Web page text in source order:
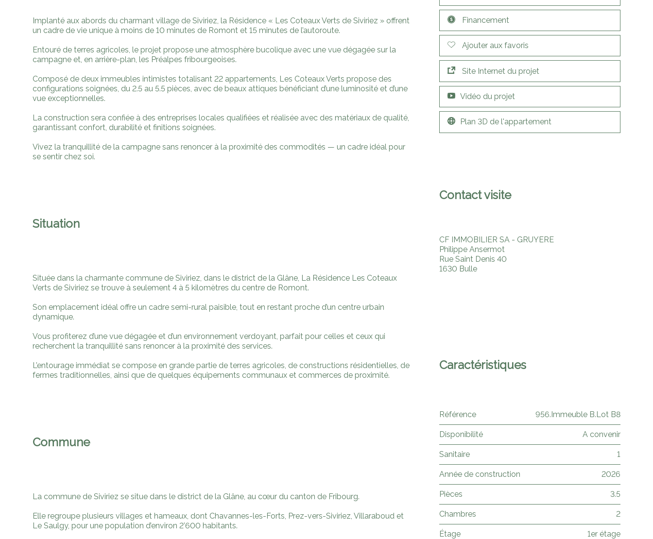
Implanté aux abords du charmant village de Siviriez, la Résidence « Les Coteaux Verts de Siviriez » offrent
un cadre de vie unique à moins de 10 minutes de Romont et 15 minutes de l’autoroute.
Entouré de terres agricoles, le projet propose une atmosphère bucolique avec une vue dégagée sur la
campagne et, en arrière-plan, les Préalpes fribourgeoises.
Composé de deux immeubles intimistes totalisant 22 appartements, Les Coteaux Verts propose des
configurations soignées, du 2.5 au 5.5 pièces, avec de beaux attiques bénéficiant d’une luminosité et d’une
vue exceptionnelles.
La construction sera confiée à des entreprises locales qualifiées et réalisée avec des matériaux de qualité,
garantissant confort, durabilité et finitions soignées.
Vivez la tranquillité de la campagne sans renoncer à la proximité des commodités — un cadre idéal pour
se sentir chez soi.
Situation
Située dans la charmante commune de Siviriez, dans le district de la Glâne, La Résidence Les Coteaux
Verts de Siviriez se trouve à seulement 4 à 5 kilomètres du centre de Romont.
Son emplacement idéal offre un cadre semi-rural paisible, tout en restant proche d’un centre urbain
dynamique.
Vous profiterez d’une vue dégagée et d’un environnement verdoyant, parfait pour celles et ceux qui
recherchent la tranquillité sans renoncer à la proximité des services.
L’entourage immédiat se compose en grande partie de terres agricoles, de constructions résidentielles, de
fermes traditionnelles, ainsi que de quelques équipements communaux et commerces de proximité.
Commune
La commune de Siviriez se situe dans le district de la Glâne, au cœur du canton de Fribourg.
Elle regroupe plusieurs villages et hameaux, dont Chavannes-les-Forts, Prez-vers-Siviriez, Villaraboud et
Le Saulgy, pour une population d’environ 2’600 habitants.
Financement
Ajouter aux favoris
Site Internet du projet
Vidéo du projet
Plan 3D de l'appartement
Contact visite
CF IMMOBILIER SA - GRUYERE
Philippe Ansermot
Rue Saint Denis 40
1630 Bulle
Caractéristiques
Référence 956.Immeuble B.Lot B8
Disponibilité A convenir
Sanitaire 1
Année de construction 2026
Pièces 3.5
Chambres 2
Étage 1er étage